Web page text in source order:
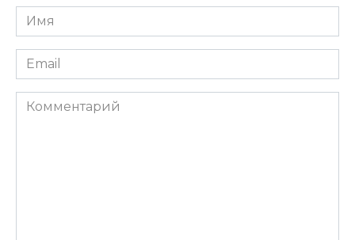
Имя
*
Email
*
Комментарий